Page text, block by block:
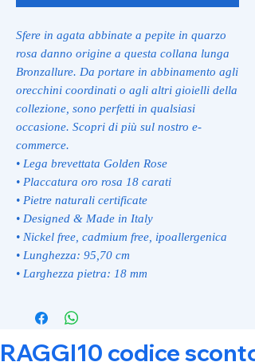
Sfere in agata abbinate a pepite in quarzo
rosa danno origine a questa collana lunga
Bronzallure. Da portare in abbinamento agli
orecchini coordinati o agli altri gioielli della
collezione, sono perfetti in qualsiasi
occasione. Scopri di più sul nostro e-
commerce.
• Lega brevettata Golden Rose
• Placcatura oro rosa 18 carati
• Pietre naturali certificate
• Designed & Made in Italy
• Nickel free, cadmium free, ipoallergenica
• Lunghezza: 95,70 cm
• Larghezza pietra: 18 mm
RAGGI10 codice